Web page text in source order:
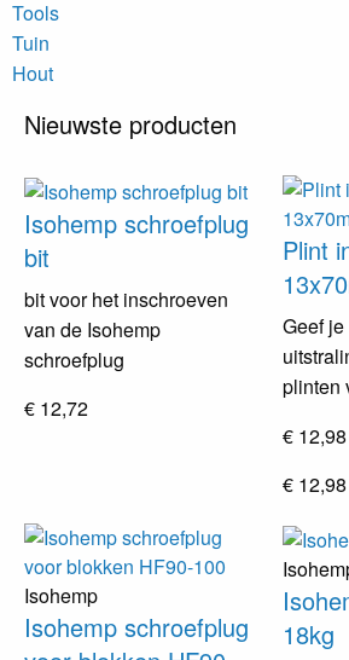
Tools
Tuin
Hout
Nieuwste producten
Isohemp schroefplug
bit
bit voor het inschroeven
van de Isohemp
schroefplug
€ 12,72
Plint
Geef
plinten
€
€ 12,98
Isohemp
Isohemp schroefplug
18kg